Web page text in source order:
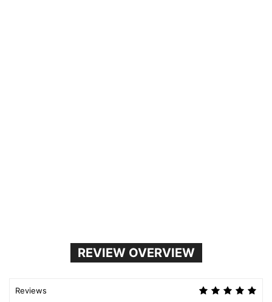
REVIEW OVERVIEW
Reviews